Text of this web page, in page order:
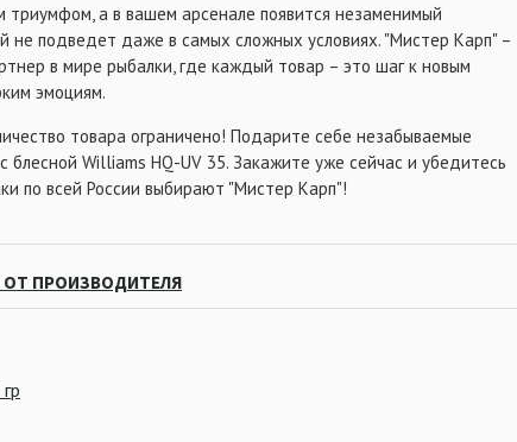
триумфом, а в вашем арсенале появится незаменимый
не подведет даже в самых сложных условиях. "Мистер Карп" –
в мире рыбалки, где каждый товар – это шаг к новым
эмоциям.
товара ограничено! Подарите себе незабываемые
блесной Williams HQ-UV 35. Закажите уже сейчас и убедитесь
по всей России выбирают "Мистер Карп"!
ОТ ПРОИЗВОДИТЕЛЯ